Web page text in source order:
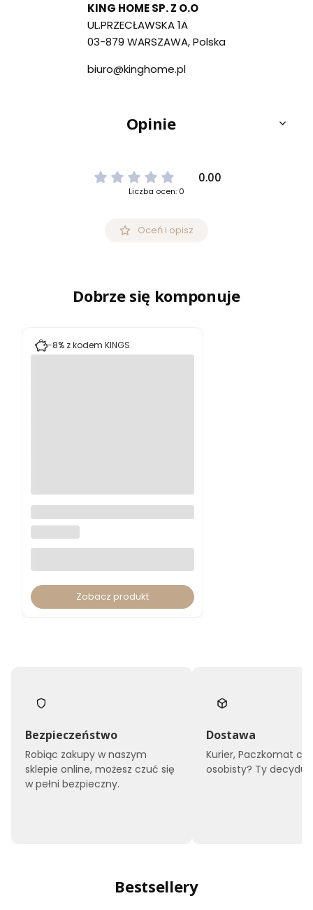
KING HOME SP. Z O.O
UL.PRZECŁAWSKA 1A
03-879 WARSZAWA, Polska
biuro@kinghome.pl
Opinie
0.00
Liczba ocen: 0
Oceń i opisz
Dobrze się komponuje
Stołek Charles 46
Zobacz produkt
Bezpieczeństwo
Robiąc zakupy w naszym
sklepie online, możesz czuć się
w pełni bezpieczny.
Dostawa
Kurier, Paczkomat
osobisty? Ty
Bestsellery